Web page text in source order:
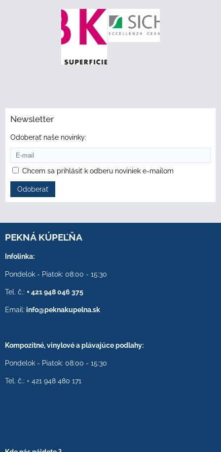
Newsletter
Odoberať naše novinky:
Chcem sa prihlásiť k odberu noviniek e-mailom
Odoberať
PEKNÁ KÚPEĽŇA
Infolinka:
Pondelok - Piatok: 08:00 - 15:30
Tel. č.: + 421 948 046 375
Email: info@peknakupelna.sk
Kompozitné, vinylové a plávajúce podlahy:
Pondelok - Piatok: 08:00 - 15:30
Tel. č.: + 421 948 480 171